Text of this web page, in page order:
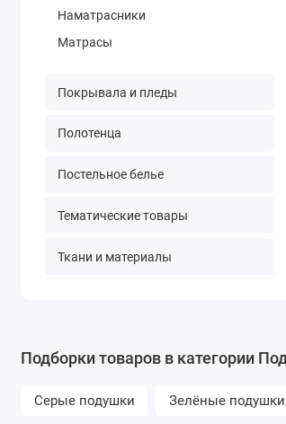
Наматрасники
Матрасы
Покрывала и пледы
Полотенца
Постельное белье
Тематические товары
Ткани и материалы
Подборки товаров в категории
Серые подушки Зелёные подушки